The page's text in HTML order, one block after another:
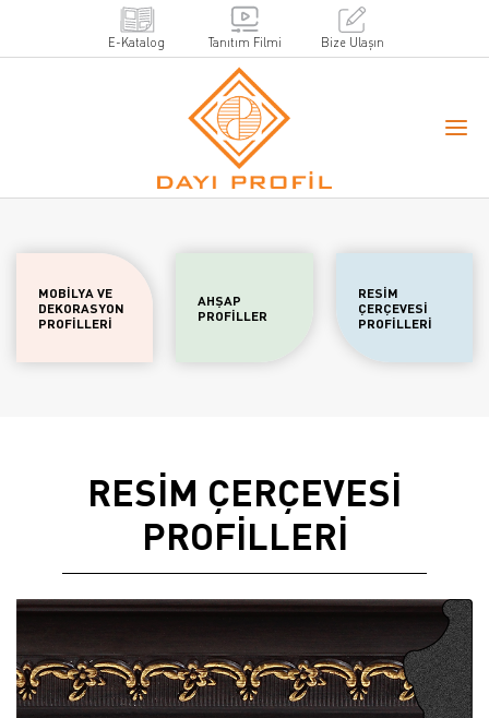
E-Katalog Tanıtım Filmi Bize Ulaşın
MOBİLYA VE
DEKORASYON
PROFİLLERİ
AHŞAP
PROFİLLER
RESİM
ÇERÇEVESİ
PROFİLLERİ
RESİM ÇERÇEVESİ
PROFİLLERİ